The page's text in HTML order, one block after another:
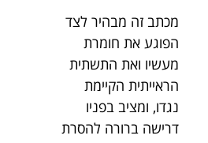
מכתב זה מבהיר לצד
הפוגע את חומרת
מעשיו ואת התשתית
הראייתית הקיימת
נגדו, ומציב בפניו
דרישה ברורה להסרת